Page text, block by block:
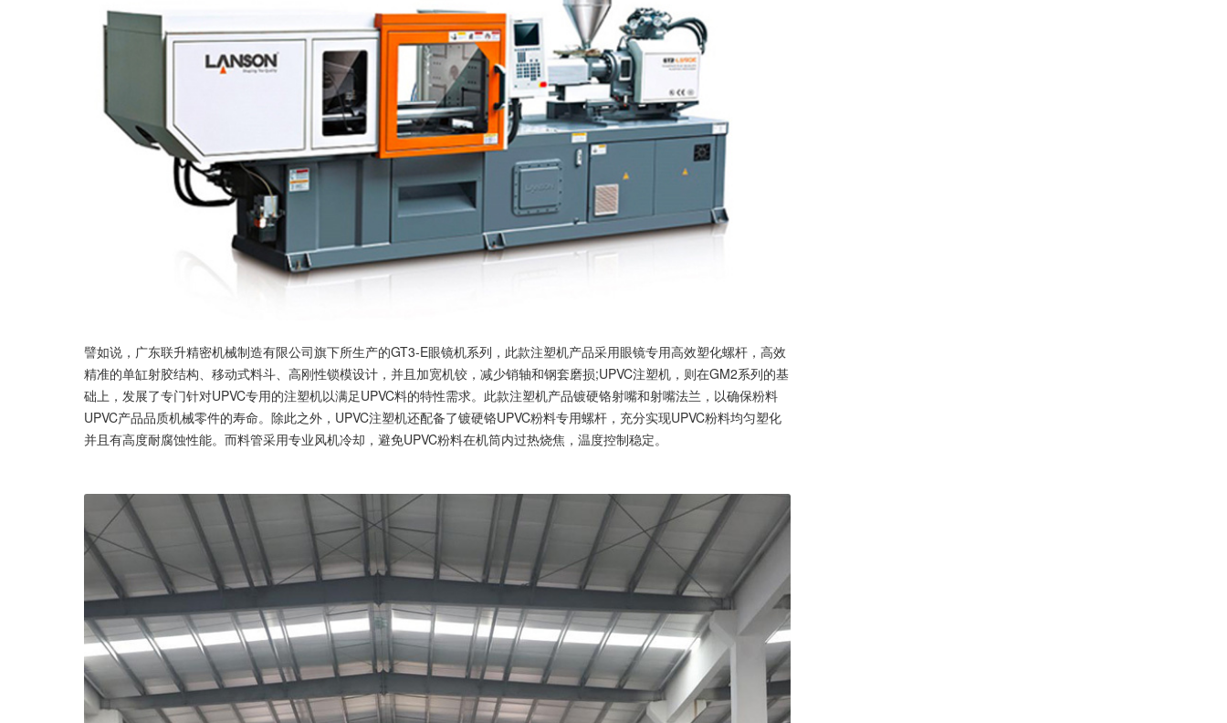
譬如说，广东联升精密机械制造有限公司旗下所生产的GT3-E眼镜机系列，此款注塑机产品采用眼镜专用高效塑化螺杆，高效
精准的单缸射胶结构、移动式料斗、高刚性锁模设计，并且加宽机铰，减少销轴和钢套磨损;UPVC注塑机，则在GM2系列的基
础上，发展了专门针对UPVC专用的注塑机以满足UPVC料的特性需求。此款注塑机产品镀硬铬射嘴和射嘴法兰，以确保粉料
UPVC产品品质机械零件的寿命。除此之外，UPVC注塑机还配备了镀硬铬UPVC粉料专用螺杆，充分实现UPVC粉料均匀塑化
并且有高度耐腐蚀性能。而料管采用专业风机冷却，避免UPVC粉料在机筒内过热烧焦，温度控制稳定。